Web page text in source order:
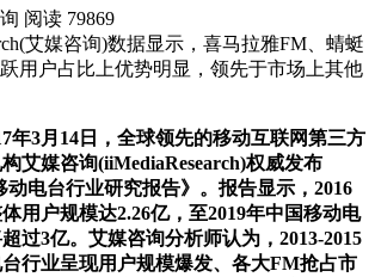
阅读 79869
艾媒咨询)数据显示，喜马拉雅FM、蜻蜓
用户占比上优势明显，领先于市场上其他
年3月14日，全球领先的移动互联网第三方
艾媒咨询(iiMediaResearch)权威发布
动电台行业研究报告》。报告显示，2016
用户规模达2.26亿，至2019年中国移动电
过3亿。艾媒咨询分析师认为，2013-2015
行业呈现用户规模爆发、各大FM抢占市